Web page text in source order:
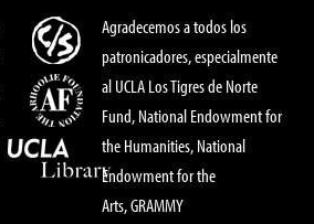
Agradecemos a todos los
patronicadores, especialmente
al UCLA Los Tigres de Norte
Fund, National Endowment for
the Humanities, National
Endowment for the
Arts, GRAMMY